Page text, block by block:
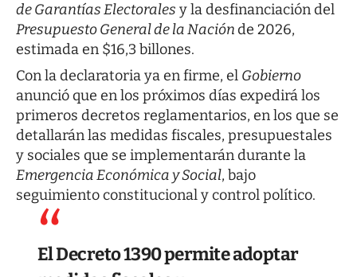
de Garantías Electorales y la desfinanciación del
Presupuesto General de la Naciónde 2026,
estimada en $16,3 billones.
Con la declaratoria ya en firme, el Gobierno
anunció que en los próximos días expedirá los
primeros decretos reglamentarios, en los que se
detallarán las medidas fiscales, presupuestales
y sociales que se implementarán durante la
Emergencia Económica y Social, bajo
seguimiento constitucional y control político.
El Decreto 1390 permite adoptar